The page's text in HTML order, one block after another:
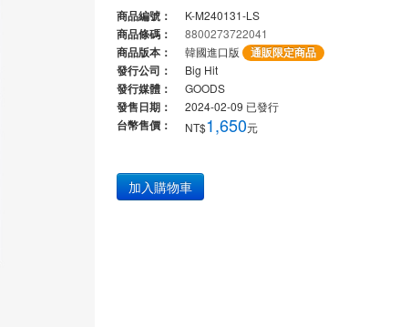
商品編號： K-M240131-LS
商品條碼： 8800273722041
商品版本： 韓國進口版 通販限定商品
發行公司： Big Hit
發行媒體： GOODS
發售日期： 2024-02-09 已發行
台幣售價： NT$1,650元
加入購物車